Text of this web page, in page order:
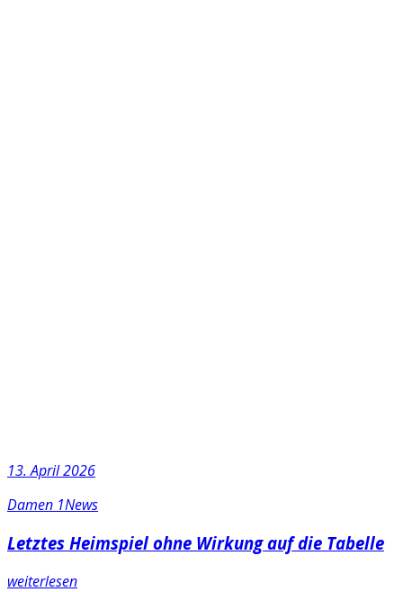
13. April 2026
Damen 1News
Letztes Heimspiel ohne Wirkung auf die Tabelle
weiterlesen